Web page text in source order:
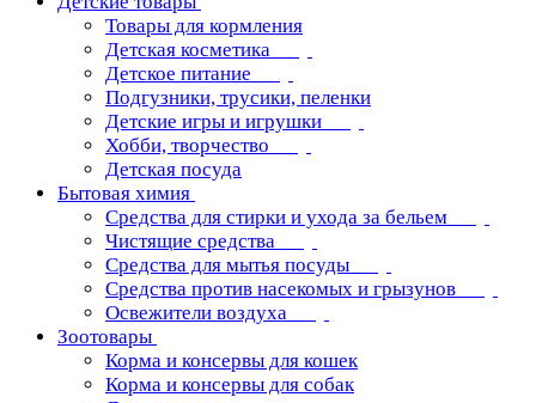
Товары для кормления
Детская косметика
Детское питание
Подгузники, трусики, пеленки
Детские игры и игрушки
Хобби, творчество
Детская посуда
Бытовая химия
Средства для стирки и ухода за бельем
Чистящие средства
Средства для мытья посуды
Средства против насекомых и грызунов
Освежители воздуха
Зоотовары
Корма и консервы для кошек
Корма и консервы для собак